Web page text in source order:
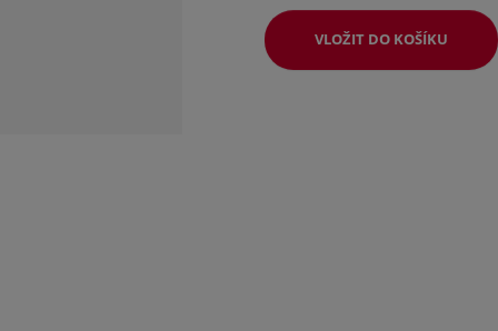
VLOŽIT DO KOŠÍKU